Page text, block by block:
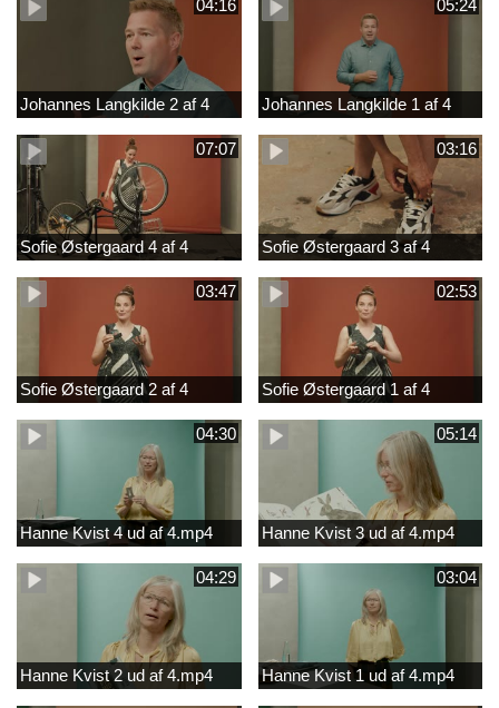
04:16
Johannes Langkilde 2 af 4
05:24
Johannes Langkilde 1 af 4
07:07
Sofie Østergaard 4 af 4
03:16
Sofie Østergaard 3 af 4
03:47
Sofie Østergaard 2 af 4
02:53
Sofie Østergaard 1 af 4
04:30
Hanne Kvist 4 ud af 4.mp4
05:14
Hanne Kvist 3 ud af 4.mp4
04:29
Hanne Kvist 2 ud af 4.mp4
03:04
Hanne Kvist 1 ud af 4.mp4